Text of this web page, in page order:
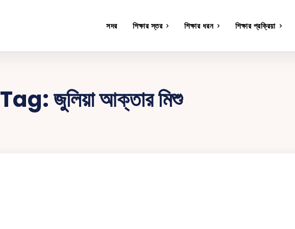
সদর শিক্ষার স্তর শিক্ষার ধরন শিক্ষার প্রক্রিয়া
Tag:জুলিয়া আক্তার মিশু